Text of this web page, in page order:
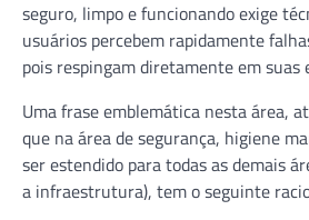
seguro, limpo e funcionando exige
usuários percebem rapidamente
pois respingam diretamente em suas
Uma frase emblemática nesta área,
que na área de segurança, higiene
ser estendido para todas as demais
a infraestrutura), tem o seguinte